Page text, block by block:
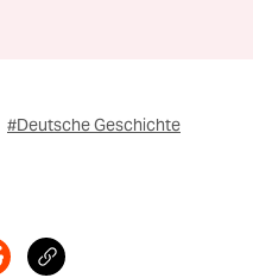
#Deutsche Geschichte